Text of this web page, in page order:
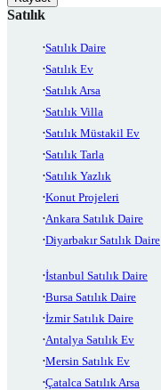
Satılık
Satılık Daire
Satılık Ev
Satılık Arsa
Satılık Villa
Satılık Müstakil Ev
Satılık Tarla
Satılık Yazlık
Konut Projeleri
Ankara Satılık Daire
Diyarbakır Satılık Daire
İstanbul Satılık Daire
Bursa Satılık Daire
İzmir Satılık Daire
Antalya Satılık Ev
Mersin Satılık Ev
Çatalca Satılık Arsa